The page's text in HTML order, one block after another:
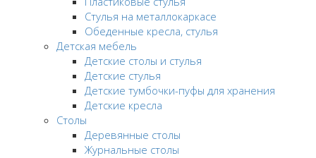
Стулья на металлокаркасе
Обеденные кресла, стулья
Детская мебель
Детские столы и стулья
Детские стулья
Детские тумбочки-пуфы для хранения
Детские кресла
Столы
Деревянные столы
Журнальные столы